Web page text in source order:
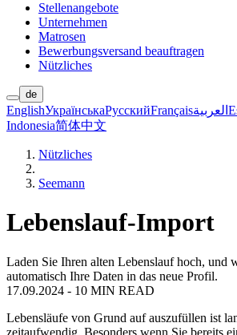
Stellenangebote
Unternehmen
Matrosen
Bewerbungsversand beauftragen
Nützliches
de
EnglishУкраїнськаРусскийFrançaisالعربية
Indonesia简体中文
Nützliches
Seemann
Lebenslauf-Import
Laden Sie Ihren alten Lebenslauf hoch, und
automatisch Ihre Daten in das neue Profil.
17.09.2024 - 10 MIN READ
Lebensläufe von Grund auf auszufüllen ist
zeitaufwendig. Besonders wenn Sie bereits